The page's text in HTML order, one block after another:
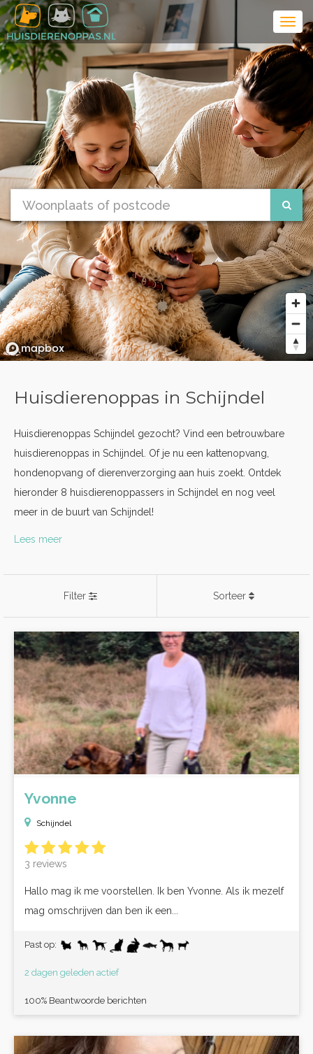
Huisdierenoppas in Schijndel
Huisdierenoppas Schijndel gezocht? Vind een betrouwbare
huisdierenoppas in Schijndel. Of je nu een kattenopvang,
hondenopvang of dierenverzorging aan huis zoekt. Ontdek
hieronder 8 huisdierenoppassers in Schijndel en nog veel
meer in de buurt van Schijndel!
Lees meer
Filter Sorteer
Yvonne
Schijndel
3 reviews
Hallo mag ik me voorstellen. Ik ben Yvonne. Als ik mezelf
mag omschrijven dan ben ik een...
Past op:
2 dagen geleden actief
100% Beantwoorde berichten